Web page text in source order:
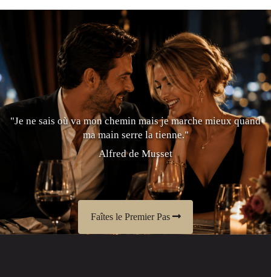
"Je ne sais où va mon chemin mais je marche mieux quand
ma main serre la tienne."
Alfred de Musset
Faîtes le Premier Pas